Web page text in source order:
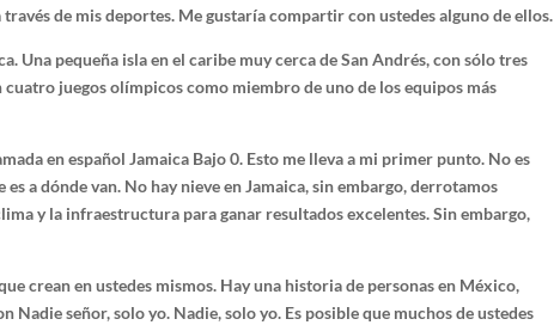
de mis deportes. Me gustaría compartir con ustedes alguno de ellos.
Una pequeña isla en el caribe muy cerca de San Andrés, con sólo tres
juegos olímpicos como miembro de uno de los equipos más
en español Jamaica Bajo 0. Esto me lleva a mi primer punto. No es
a dónde van. No hay nieve en Jamaica, sin embargo, derrotamos
y la infraestructura para ganar resultados excelentes. Sin embargo,
crean en ustedes mismos. Hay una historia de personas en México,
Nadie señor, solo yo. Nadie, solo yo. Es posible que muchos de ustedes